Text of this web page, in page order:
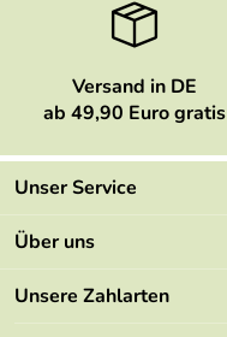
Versand in DE
ab 49,90 Euro gratis
Unser Service
Kontakt
Mehrwertsteuerfrei
Über uns
Marken
Unsere Zahlarten